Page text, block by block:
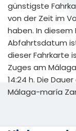
günstigste
von der Zeit im
haben. In diesem
Abfahrtsdatum
dieser Fahrkarte
Zuges am
14:24 h. Die
Málaga-maría